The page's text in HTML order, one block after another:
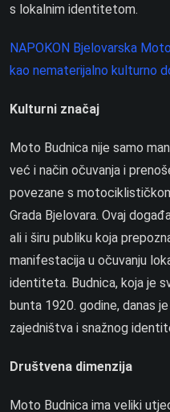
s lokalnim identitetom.
NAPOKON Bjelovarska
kao nematerijalno kulturno
Kulturni značaj
Moto Budnica nije samo
već i način očuvanja i
povezane s
Grada Bjelovara. Ovaj
ali i širu publiku koja
manifestacija u očuvanju
identiteta. Budnica, koja je
bunta 1920. godine, danas
zajedništva i snažnog
Društvena dimenzija
Moto Budnica ima veliki